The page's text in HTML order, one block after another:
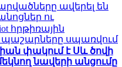
ավերել են
ու
հրթիռային
պաշարները սպառվում
փակում է Սև ծովի
նավերի անցումը